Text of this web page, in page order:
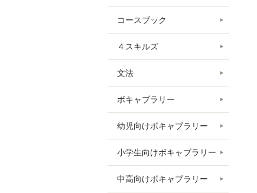
コースブック
４スキルズ
文法
ボキャブラリー
幼児向けボキャブラリー
小学生向けボキャブラリー
中高向けボキャブラリー